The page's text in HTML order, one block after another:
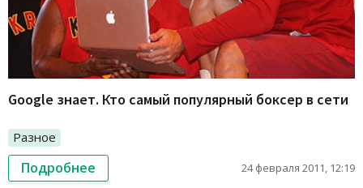
Google знает. Кто самый популярный боксер в сети
Разное
Подробнее 24 февраля 2011, 12:19